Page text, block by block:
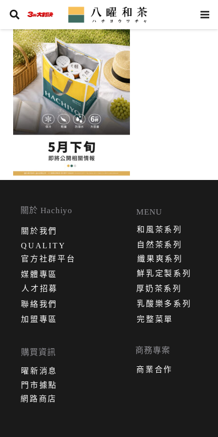
人才招募
關於 Hachiyo
關 於我們
QUALITY
官方社群平台
媒體專區
網路商店
門市據點
曜新消息
購買資訊
聯絡我們
加盟專區
商務專案
商業合作
乳酸樂多系列
厚奶茶系列
鮮乳定製系列
纖果爽系列
自然茶系列
和風茶系列
MENU
完整菜單